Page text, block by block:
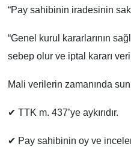
“Pay sahibinin iradesinin
“Genel kurul kararlarının
sebep olur ve iptal kararı
Mali verilerin zamanında
✔ TTK m. 437’ye aykırıdır.
✔ Pay sahibinin oy ve